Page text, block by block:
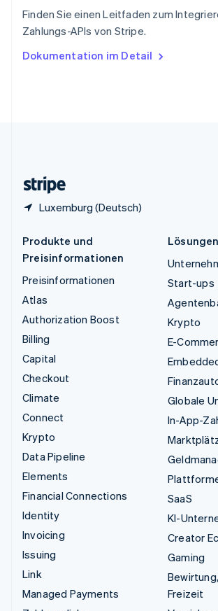
Finden Sie einen Leitfaden zum
Zahlungs-APIs von Stripe.
Dokumentation im Detail
Luxemburg (Deutsch)
Tschechische Republik
English
English
Produkte und
Preisinformationen
Preisinformationen
Atlas
Authorization Boost
Billing
Capital
Checkout
Climate
Connect
Krypto
Data Pipeline
Elements
Financial Connections
Identity
Invoicing
Issuing
Link
Managed Payments
Lösungen
Start-ups
Krypto
E-
Globale
In-App-
SaaS
KI-
Creator
Gaming
Freizeit